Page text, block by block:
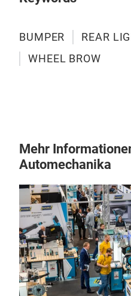
BUMPER REAR
WHEEL BROW
Mehr
Automechanika